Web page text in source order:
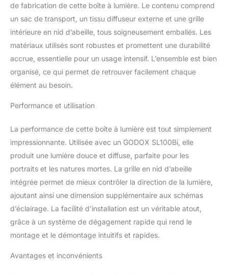
rapide pour plier. 8
baleines très résistantes
incomparable et une
forme impeccable qui
peut résister à des
dizaines de milliers de
intérieur plus lisse et une
réflexion de la lumière
beaucoup plus uniforme
pour adoucir les reflets
【Grille en nid d'abeille et
diffuseurs】 Les
diffuseurs internes et
externes peuvent être
combinés pour une
lumière encore plus
de fabrication de cette boîte à lumière. Le contenu comprend
un sac de transport, un tissu diffuseur externe et une grille
intérieure en nid d’abeille, tous soigneusement emballés. Les
matériaux utilisés sont robustes et promettent une durabilité
accrue, essentielle pour un usage intensif. L’ensemble est bien
organisé, ce qui permet de retrouver facilement chaque
élément au besoin.
Performance et utilisation
La performance de cette boîte à lumière est tout simplement
impressionnante. Utilisée avec un GODOX SL100Bi, elle
produit une lumière douce et diffuse, parfaite pour les
portraits et les natures mortes. La grille en nid d’abeille
intégrée permet de mieux contrôler la direction de la lumière,
ajoutant ainsi une dimension supplémentaire aux schémas
d’éclairage. La facilité d’installation est un véritable atout,
grâce à un système de dégagement rapide qui rend le
montage et le démontage intuitifs et rapides.
Avantages et inconvénients